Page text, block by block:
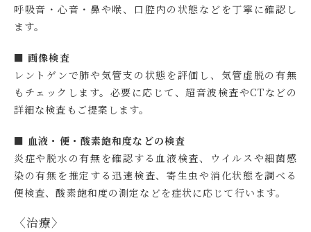
呼吸音・心音・鼻や喉、口腔内の状態などを丁寧に確認し
ます。
■ 画像検査
レントゲンで肺や気管支の状態を評価し、気管虚脱の有無
もチェックします。必要に応じて、超音波検査やCTなどの
詳細な検査もご提案します。
■ 血液・便・酸素飽和度などの検査
炎症や脱水の有無を確認する血液検査、ウイルスや細菌感
染の有無を推定する迅速検査、寄生虫や消化状態を調べる
便検査、酸素飽和度の測定などを症状に応じて行います。
〈治療〉